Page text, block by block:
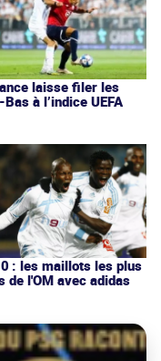
laisse filer les
à l’indice UEFA
: les maillots les plus
de l'OM avec adidas